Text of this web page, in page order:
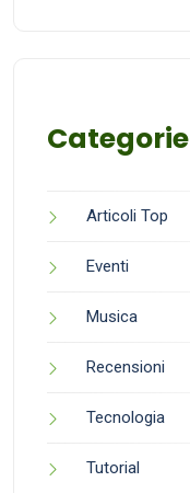
Categorie
Articoli Top
Eventi
Musica
Recensioni
Tecnologia
Tutorial